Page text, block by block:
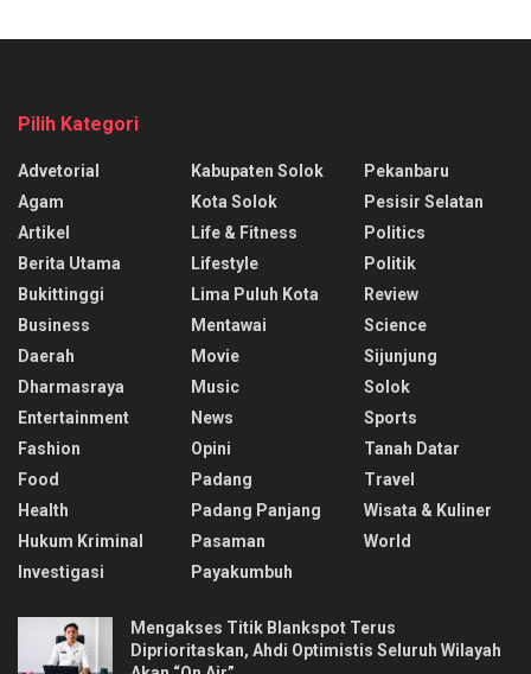
Pilih Kategori
Advetorial
Agam
Artikel
Berita Utama
Bukittinggi
Business
Daerah
Dharmasraya
Entertainment
Fashion
Food
Health
Hukum Kriminal
Investigasi
Kabupaten Solok
Kota Solok
Life & Fitness
Lifestyle
Lima Puluh Kota
Mentawai
Movie
Music
News
Opini
Padang
Padang Panjang
Pasaman
Payakumbuh
Pekanbaru
Pesisir Selatan
Politics
Politik
Review
Science
Sijunjung
Solok
Sports
Tanah Datar
Travel
Wisata & Kuliner
World
Mengakses Titik Blankspot Terus
Diprioritaskan, Ahdi Optimistis Seluruh Wilayah